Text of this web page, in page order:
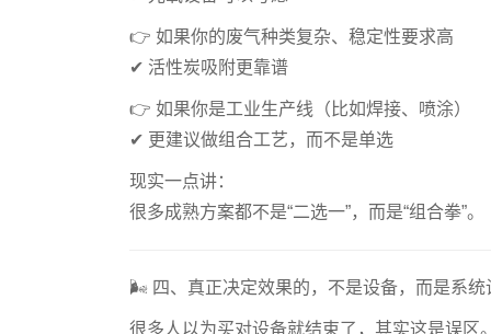
👉 如果你的废气种类复杂、稳定性要求高
✔ 活性炭吸附更靠谱
👉 如果你是工业生产线（比如焊接、喷涂）
✔ 更建议做组合工艺，而不是单选
现实一点讲：
很多成熟方案都不是“二选一”，而是“组合拳”。
🌬️ 四、真正决定效果的，不是设备，而是系统
很多人以为买对设备就结束了，其实这是误区